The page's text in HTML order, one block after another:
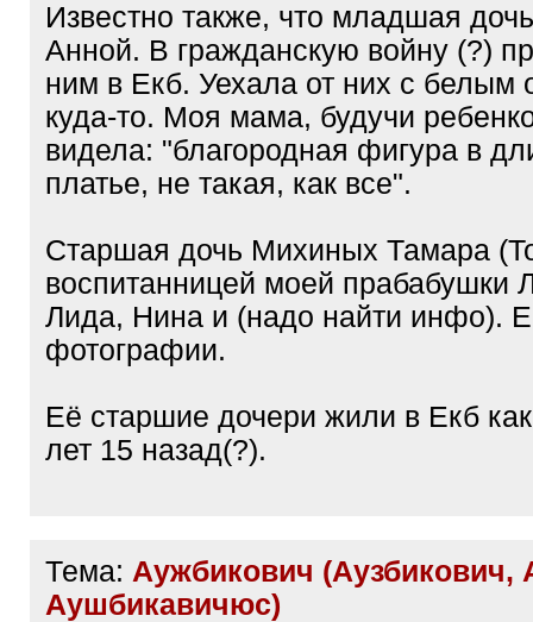
Известно также, что младшая
Анной. В гражданскую войну (?)
ним в Екб. Уехала от них с белым
куда-то. Моя мама, будучи
видела: "благородная фигура в
платье, не такая, как все".
Старшая дочь Михиных Тамара
воспитанницей моей прабабушки
Лида, Нина и (надо найти инфо).
фотографии.
Её старшие дочери жили в Екб
лет 15 назад(?).
Тема: Аужбикович (Аузбикович,
Аушбикавичюс)